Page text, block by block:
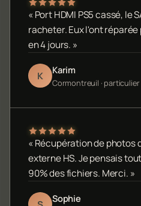
« Port HDMI PS5 cassé, le
racheter. Eux l'ont
en 4 jours. »
K Karim
Cormontreuil · particulier
« Récupération de photos
externe HS. Je pensais
90% des fichiers. Merci. »
Sophie